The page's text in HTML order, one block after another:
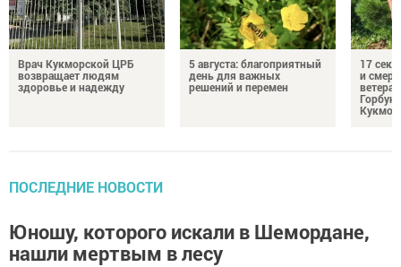
Врач Кукморской ЦРБ
возвращает людям
здоровье и надежду
5 августа: благоприятный
день для важных
решений и перемен
17
и
ПОСЛЕДНИЕ НОВОСТИ
Юношу, которого искали в Шемордане,
нашли мертвым в лесу